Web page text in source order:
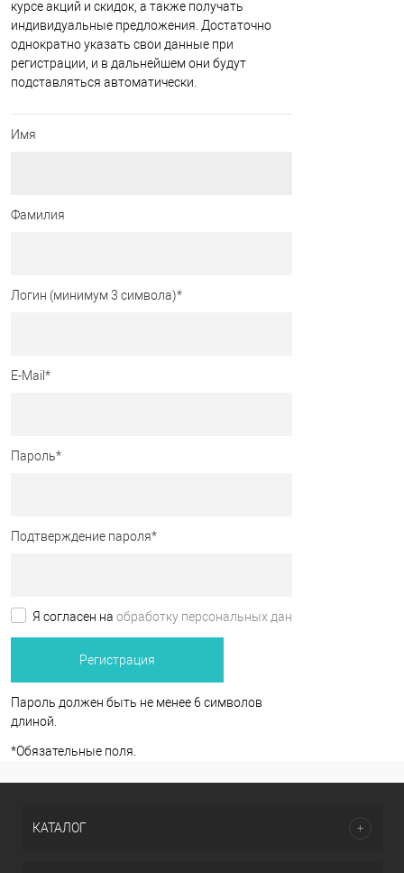
курсе акций и скидок, а также получать
индивидуальные предложения. Достаточно
однократно указать свои данные при
регистрации, и в дальнейшем они будут
подставляться автоматически.
Имя
Фамилия
Логин (минимум 3 символа)*
E-Mail *
Пароль*
Подтверждение пароля*
Я согласен на обработку персональных данных.
Пароль должен быть не менее 6 символов
длиной.
*Обязательные поля.
КАТАЛОГ